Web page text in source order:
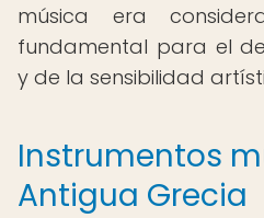
música era
fundamental para el
y de la sensibilidad
Instrumentos
Antigua Grecia